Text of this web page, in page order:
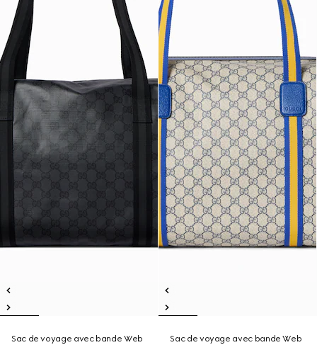
Sac de voyage avec bande Web
Sac de voyage avec bande Web